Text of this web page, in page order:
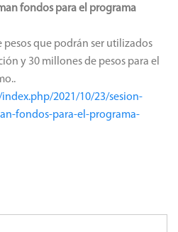
fondos para el programa
pesos que podrán ser utilizados
y 30 millones de pesos para el
2021/10/23/sesion-
fondos-para-el-programa-